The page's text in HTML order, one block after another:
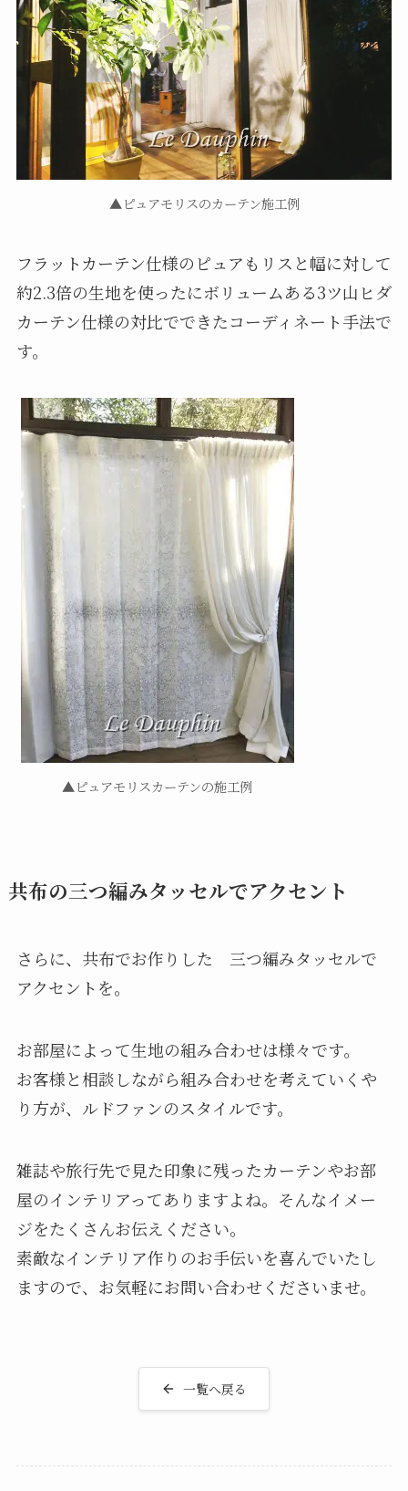
▲ピュアモリスのカーテン施工例
フラットカーテン仕様のピュアもリスと幅に対して
約2.3倍の生地を使ったにボリュームある3ツ山ヒダ
カーテン仕様の対比でできたコーディネート手法で
す。
▲ピュアモリスカーテンの施工例
共布の三つ編みタッセルでアクセント
さらに、共布でお作りした 三つ編みタッセルで
アクセントを。
お部屋によって生地の組み合わせは様々です。
お客様と相談しながら組み合わせを考えていくや
り方が、ルドファンのスタイルです。
雑誌や旅行先で見た印象に残ったカーテンやお部
屋のインテリアってありますよね。そんなイメー
ジをたくさんお伝えください。
素敵なインテリア作りのお手伝いを喜んでいたし
ますので、お気軽にお問い合わせくださいませ。
一覧へ戻る